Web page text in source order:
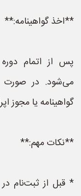
**اخذ گواهینامه:**
پس از اتمام
می‌شود. در صورت
گواهینامه یا مجوز
**نکات مهم:**
* قبل از ثبت‌نام در